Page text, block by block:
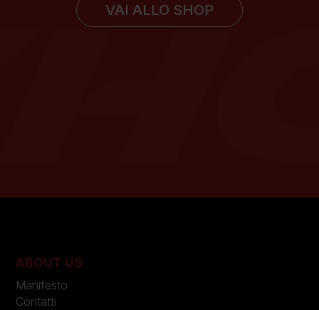
VAI ALLO SHOP
ABOUT US
Manifesto
Contatti